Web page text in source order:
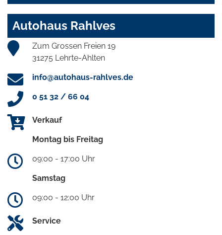
Autohaus Rahlves
Zum Grossen Freien 19
31275 Lehrte-Ahlten
info@autohaus-rahlves.de
0 51 32 / 66 04
Verkauf
Montag bis Freitag
09:00 - 17:00 Uhr
Samstag
09:00 - 12:00 Uhr
Service